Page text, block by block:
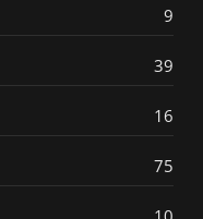
9
39
16
75